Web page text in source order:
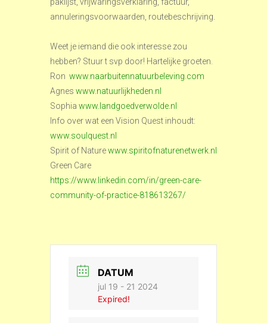
annuleringsvoorwaarden, routebeschrijving.
Weet je iemand die ook interesse zou
hebben? Stuur t svp door! Hartelijke groeten.
Ron www.naarbuitennatuurbeleving.com
Agnes www.natuurlijkheden.nl
Sophia www.landgoedverwolde.nl
Info over wat een Vision Quest inhoudt:
www.soulquest.nl
Spirit of Naturewww.spiritofnaturenetwerk.nl
Green Care
https://www.linkedin.com/in/green-care-
community-of-practice-818613267/
DATUM
jul 19 - 21 2024
Expired!